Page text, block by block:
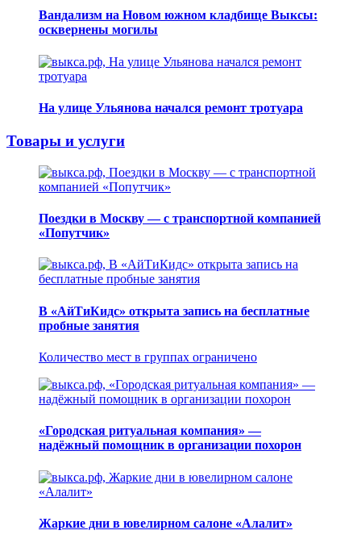
Вандализм на Новом южном кладбище Выксы:
осквернены могилы
На улице Ульянова начался ремонт тротуара
Товары и услуги
Поездки в Москву — с транспортной компанией
«Попутчик»
В «АйТиКидс» открыта запись на бесплатные
пробные занятия
Количество мест в группах ограничено
«Городская ритуальная компания» —
надёжный помощник в организации похорон
Жаркие дни в ювелирном салоне «Алалит»